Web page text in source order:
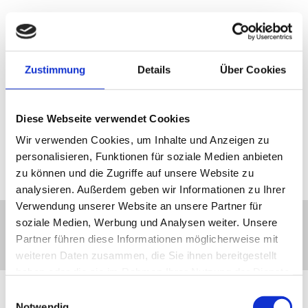
Zustimmung Details Über Cookies
Diese Webseite verwendet Cookies
Wir verwenden Cookies, um Inhalte und Anzeigen zu
personalisieren, Funktionen für soziale Medien anbieten
zu können und die Zugriffe auf unsere Website zu
analysieren. Außerdem geben wir Informationen zu Ihrer
Verwendung unserer Website an unsere Partner für
soziale Medien, Werbung und Analysen weiter. Unsere
Partner führen diese Informationen möglicherweise mit
weiteren Daten zusammen, die Sie ihnen bereitgestellt
Woher bekomme ich das Antragsformular?
Antragsformular anfordern. Auch beim Hausarzt oder dem
Sozialdienst im Krankenhaus können Sie die Formulare
Download.
Formen der medizinischen Rehabiltiation
Ambulante / Teilstationäre Reha